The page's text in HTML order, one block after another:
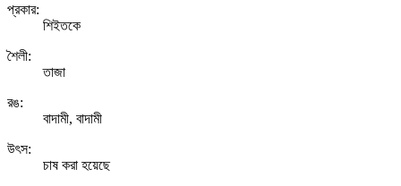
প্রকার:
শিইতকে
শৈলী:
তাজা
রঙ:
বাদামী, বাদামী
উৎস:
চাষ করা হয়েছে